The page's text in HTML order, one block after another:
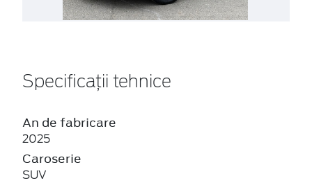
Specificații tehnice
An de fabricare
2025
Caroserie
SUV